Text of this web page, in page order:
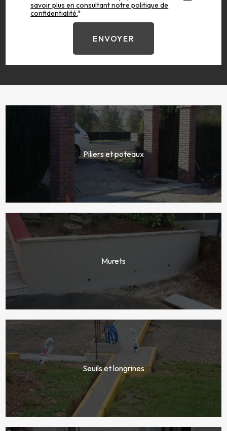
savoir plus en consultant notre politique de
confidentialité.*
Piliers et poteaux
Murets
Seuils et longrines